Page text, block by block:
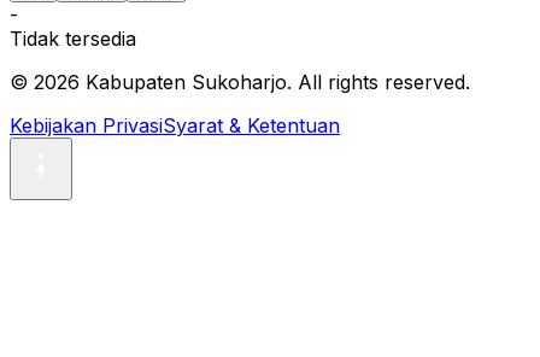
-
Tidak tersedia
© 2026 Kabupaten Sukoharjo. All rights reserved.
Kebijakan PrivasiSyarat & Ketentuan